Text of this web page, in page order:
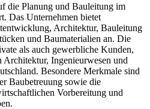
die Planung und Bauleitung im
Das Unternehmen bietet
Architektur, Bauleitung
und Baumaterialien an. Die
als auch gewerbliche Kunden,
Architektur, Ingenieurwesen und
Besondere Merkmale sind
Baubetreuung sowie die
Vorbereitung und